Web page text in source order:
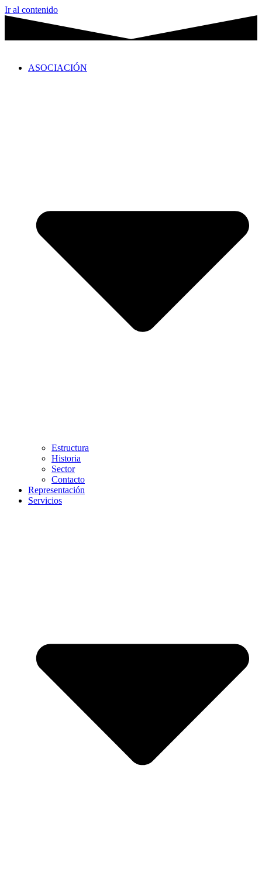
Ir al contenido
ASOCIACIÓN
Estructura
Historia
Sector
Contacto
Representación
Servicios